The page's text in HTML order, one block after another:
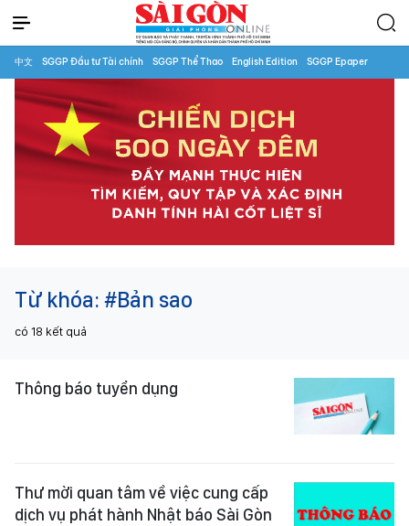
中文 SGGP Đầu tư Tài chính SGGP Thể Thao English Edition SGGP Epaper
Từ khóa: #Bản sao
có 18 kết quả
Thông báo tuyển dụng
Thư mời quan tâm về việc cung cấp
dịch vụ phát hành Nhật báo Sài Gòn